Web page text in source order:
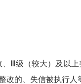
Ⅲ级（较大）及以
的、失信被执行人